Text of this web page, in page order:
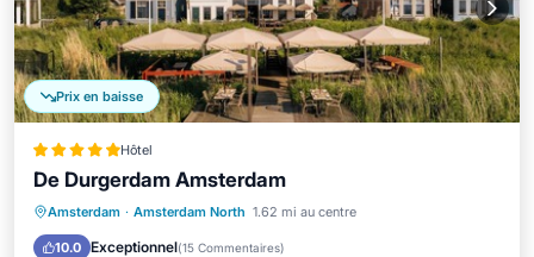
Prix en baisse
Hôtel
De Durgerdam Amsterdam
Amsterdam · Amsterdam North 1.62 mi au centre
10.0 Exceptionnel(15 Commentaires)
Petit-déjeuner Parking
Piscine
Spa